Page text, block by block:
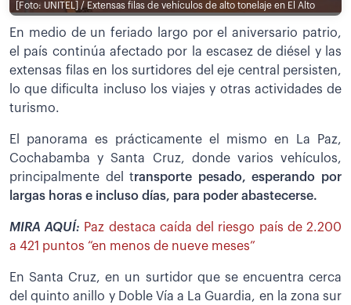
[Foto: UNITEL] / Extensas filas de vehículos de alto tonelaje en El Alto
En medio de un feriado largo por el aniversario patrio,
el país continúa afectado por la escasez de diésel y las
extensas filas en los surtidores del eje central persisten,
lo que dificulta incluso los viajes y otras actividades de
turismo.
El panorama es prácticamente el mismo en La Paz,
Cochabamba y Santa Cruz, donde varios vehículos,
principalmente del transporte pesado, esperando por
largas horas e incluso días, para poder abastecerse.
MIRA AQUÍ: Paz destaca caída del riesgo país de 2.200
a 421 puntos “en menos de nueve meses”
En Santa Cruz, en un surtidor que se encuentra cerca
del quinto anillo y Doble Vía a La Guardia, en la zona sur